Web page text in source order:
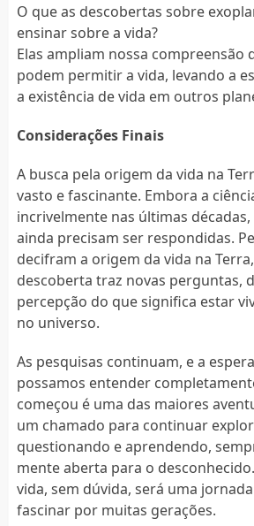
O que as descobertas sobre
ensinar sobre a vida?
Elas ampliam nossa compreensão
podem permitir a vida, levando a
a existência de vida em outros
Considerações Finais
A busca pela origem da vida na
vasto e fascinante. Embora a
incrivelmente nas últimas
ainda precisam ser respondidas.
decifram a origem da vida na
descoberta traz novas perguntas,
percepção do que significa estar
no universo.
As pesquisas continuam, e a
possamos entender
começou é uma das maiores
um chamado para continuar
questionando e aprendendo,
mente aberta para o
vida, sem dúvida, será uma
fascinar por muitas gerações.